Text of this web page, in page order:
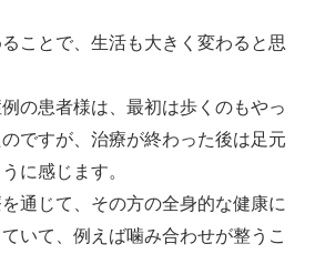
ことで、生活も大きく変わると思
の患者様は、最初は歩くのもやっ
ですが、治療が終わった後は足元
に感じます。
通じて、その方の全身的な健康に
いて、例えば噛み合わせが整うこ